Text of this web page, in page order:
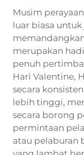
Musim
luar biasa
merupakan
penuh
Hari Valentine,
secara
lebih tinggi,
secara borong
permintaan
atau pelaburan